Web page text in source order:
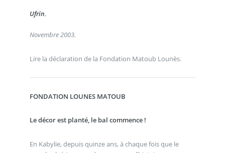
Ufrin,
Novembre 2003.
Lire la déclaration de la Fondation Matoub Lounès.
FONDATION LOUNES MATOUB
Le décor est planté, le bal commence !
En Kabylie, depuis quinze ans, à chaque fois que le